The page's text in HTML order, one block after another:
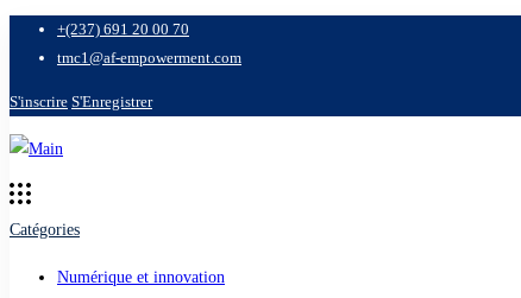
+(237) 691 20 00 70
tmc1@af-empowerment.com
S'inscrire S'Enregistrer
Catégories
Numérique et innovation